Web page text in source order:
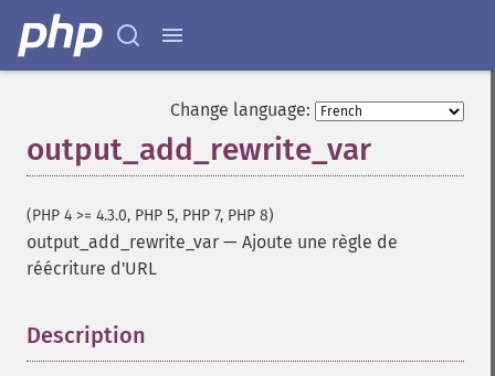
Change language:
output_add_rewrite_var
(PHP 4 >= 4.3.0, PHP 5, PHP 7, PHP 8)
output_add_rewrite_var — Ajoute une règle de
réécriture d'URL
Description